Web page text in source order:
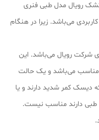
رویال مدل طبی فنری
می‌باشد. زیرا در هنگام
شرکت رویال می‌باشد. این
بین 60 الی 80کیلوگرم مناسب می‌باشد و یک حالت
دیسک کمر شدید دارند و یا
دارند مناسب نیست.